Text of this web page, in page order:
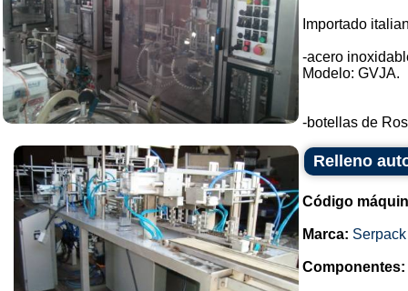
Importado
-acero
Modelo: GVJA.
-botellas de
Relleno
Código
Marca: Serpack
Componentes: